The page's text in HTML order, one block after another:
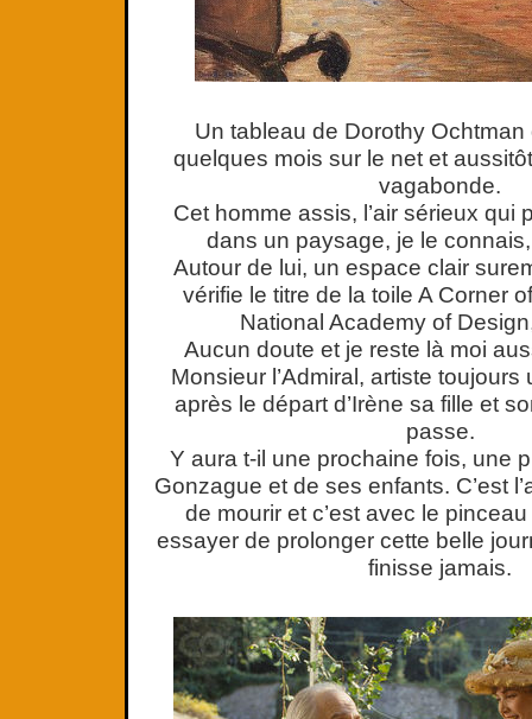
Un tableau de Dorothy
quelques mois sur le net et
vagabonde.
Cet homme assis, l’air sérieux qui
dans un paysage, je le connais,
Autour de lui, un espace clair
vérifie le titre de la toile A Corner
National Academy of
Aucun doute et je reste là moi
Monsieur l’Admiral, artiste
après le départ d’Irène sa fille et
passe.
Y aura t-il une prochaine fois, une
Gonzague et de ses enfants. C’est
de mourir et c’est avec le
essayer de prolonger cette belle
finisse jamais.